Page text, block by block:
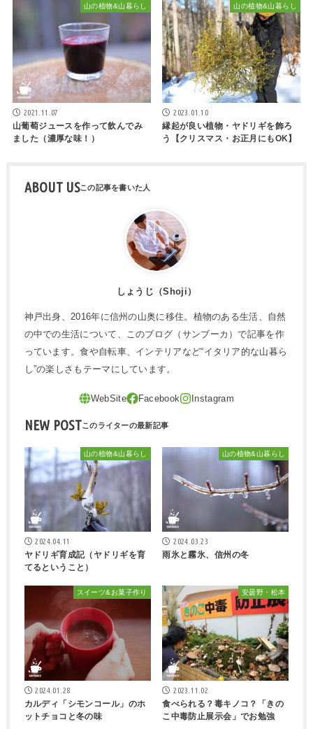
山の植物&山暮らし
2021.11.07
山葡萄ジュースを作って飲んでみ
ました（濃厚な味！）
山の植物&山暮らし
2023.01.10
縁起が良い植物・ヤドリギを飾ろ
う【クリスマス・お正月にもOK】
ABOUT US
しょうじ（Shoji）
神戸出身、2016年に信州の山奥に移住。植物のある生活、自然
の中での生活について、このブログ（サンブーカ）で記事を作
っています。食や自転車、インテリアなど“イタリア的な山暮ら
し”の楽しさもテーマにしています。
NEW POST
山の植物&山暮らし
2024.04.11
ヤドリギ育成記（ヤドリギを育
てるということ）
山の植物&山暮らし
2024.03.23
雨氷と霧氷、信州の冬
スイーツ&お菓子作り
2024.01.28
カルディ「シモンコール」のホ
ットチョコと冬の味
安曇野・松本
2023.11.02
食べられる？毒キノコ？「きの
こ中毒防止展示会」でお勉強